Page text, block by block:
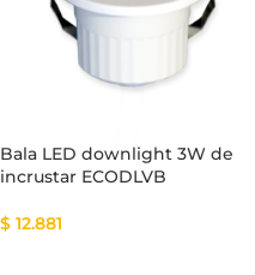
Bala LED downlight 3W de
incrustar ECODLVB
$ 12.881